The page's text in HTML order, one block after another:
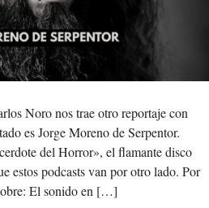
Noro nos trae otro reportaje con
es Jorge Moreno de Serpentor.
del Horror», el flamante disco
estos podcasts van por otro lado. Por
El sonido en […]